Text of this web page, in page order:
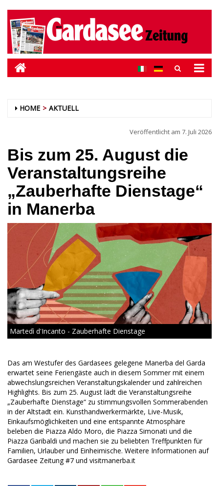
HOME AKTUELL
Veröffentlicht am 7. Juli 2026
Bis zum 25. August die
Veranstaltungsreihe
„Zauberhafte Dienstage“
in Manerba
Martedì d'Incanto - Zauberhafte Dienstage
Das am Westufer des Gardasees gelegene Manerba del Garda
erwartet seine Feriengäste auch in diesem Sommer mit einem
abwechslungsreichen Veranstaltungskalender und zahlreichen
Highlights. Bis zum 25. August lädt die Veranstaltungsreihe
„Zauberhafte Dienstage“ zu stimmungsvollen Sommerabenden
in der Altstadt ein. Kunsthandwerkermärkte, Live-Musik,
Einkaufsmöglichkeiten und eine entspannte Atmosphäre
beleben die Piazza Aldo Moro, die Piazza Simonati und die
Piazza Garibaldi und machen sie zu beliebten Treffpunkten für
Familien, Urlauber und Einheimische. Weitere Informationen auf
Gardasee Zeitung #7 und visitmanerba.it